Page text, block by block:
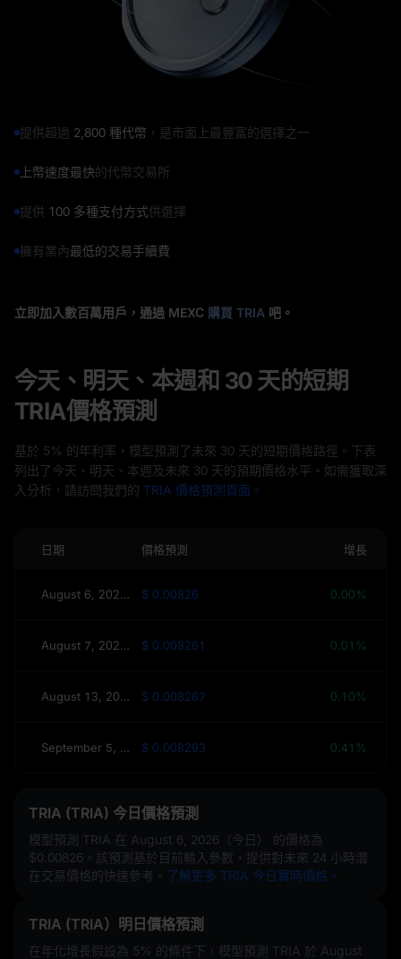
提供超過 2,800 種代幣 ，是市面上最豐富的選擇之一
上幣速度最快的代幣交易所
提供 100 多種支付方式供選擇
擁有業內最低的交易手續費
立即加入數百萬用戶，通過 MEXC 購買 TRIA 吧。
今天、明天、本週和 30 天的短期
TRIA價格預測
基於 5% 的年利率，模型預測了未來 30 天的短期價格路徑。下表
列出了今天、明天、本週及未來 30 天的預期價格水平。如需獲取深
入分析，請訪問我們的 TRIA 價格預測頁面。
日期 價格預測 增長
August 6, 2026（今日） $ 0.00826 0.00%
August 7, 2026（明天） $ 0.008261 0.01%
August 13, 2026（本週） $ 0.008267 0.10%
September 5, 2026（30天） $ 0.008293 0.41%
TRIA (TRIA) 今日價格預測
模型預測 TRIA 在 August 6, 2026（今日）
的價格為
$0.00826 。該預測基於目前輸入參數，提供對未來 24 小時潛
在交易價格的快速參考。 了解更多 TRIA 今日實時價格。
TRIA (TRIA）明日價格預測
在年化增長假設為 5% 的條件下，模型預測 TRIA 於 August